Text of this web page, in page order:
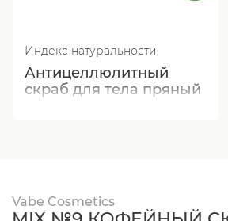
Индекс натуральности
Антицеллюлитный
скраб для тела пряный
Vabe Cosmetics